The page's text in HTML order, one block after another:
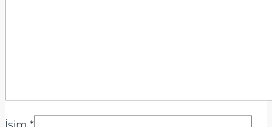
İsim *